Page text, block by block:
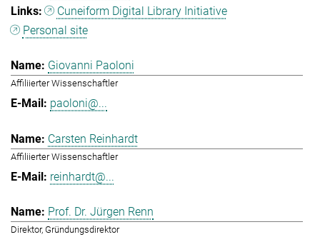
Cuneiform Digital Library Initiative
Personal site
Giovanni Paoloni
Affiliierter Wissenschaftler
paoloni@...
Carsten Reinhardt
Affiliierter Wissenschaftler
reinhardt@...
Prof. Dr. Jürgen Renn
Direktor, Gründungsdirektor